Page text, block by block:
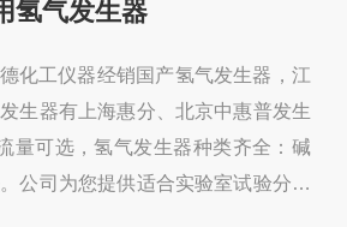
氢气发生器
化工仪器经销国产氢气发生器，江
生器有上海惠分、北京中惠普发生
量可选，氢气发生器种类齐全：碱
公司为您提供适合实验室试验分析